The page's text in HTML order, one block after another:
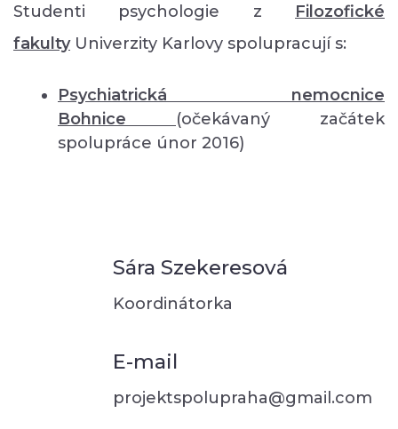
Studenti psychologie z Filozofické
fakulty Univerzity Karlovy spolupracují s:
Psychiatrická nemocnice
Bohnice (očekávaný začátek
spolupráce únor 2016)
Sára Szekeresová
Koordinátorka
E-mail
projektspolupraha@gmail.com